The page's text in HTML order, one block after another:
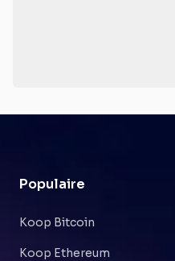
Populaire
Koop Bitcoin
Koop Ethereum